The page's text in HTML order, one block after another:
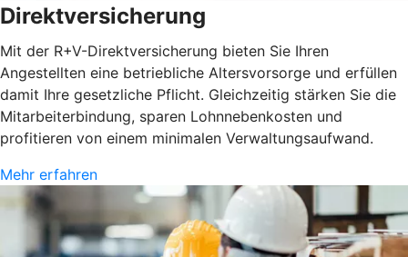
Direktversicherung
Mit der R+V-Direktversicherung bieten Sie Ihren
Angestellten eine betriebliche Altersvorsorge und erfüllen
damit Ihre gesetzliche Pflicht. Gleichzeitig stärken Sie die
Mitarbeiterbindung, sparen Lohnnebenkosten und
profitieren von einem minimalen Verwaltungsaufwand.
Mehr erfahren